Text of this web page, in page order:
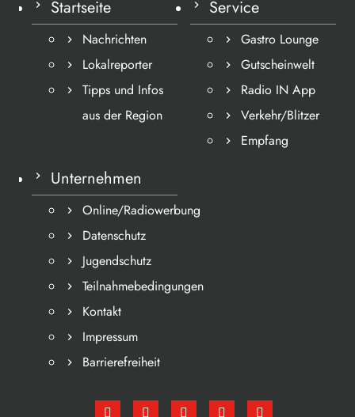
Startseite
Nachrichten
Lokalreporter
Tipps und Infos
aus der Region
Service
Gastro Lounge
Gutscheinwelt
Radio IN App
Verkehr/Blitzer
Empfang
Unternehmen
Online/Radiowerbung
Datenschutz
Jugendschutz
Teilnahmebedingungen
Kontakt
Impressum
Barrierefreiheit